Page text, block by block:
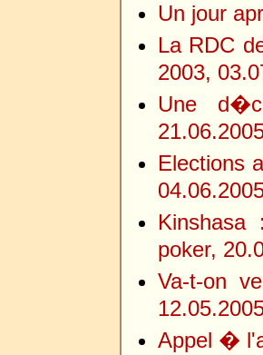
Un jour
La RDC
2003,
Une
Elections
poker,
Va-t-on
Appel �